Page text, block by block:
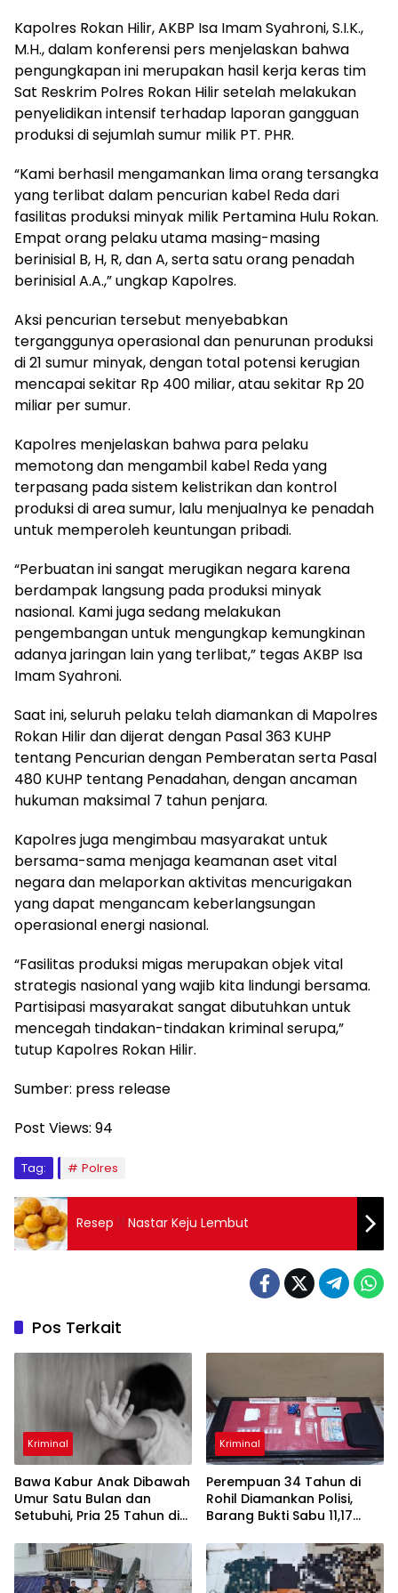
Kapolres Rokan Hilir, AKBP Isa Imam Syahroni, S.I.K.,
M.H., dalam konferensi pers menjelaskan bahwa
pengungkapan ini merupakan hasil kerja keras tim
Sat Reskrim Polres Rokan Hilir setelah melakukan
penyelidikan intensif terhadap laporan gangguan
produksi di sejumlah sumur milik PT. PHR.
“Kami berhasil mengamankan lima orang tersangka
yang terlibat dalam pencurian kabel Reda dari
fasilitas produksi minyak milik Pertamina Hulu Rokan.
Empat orang pelaku utama masing-masing
berinisial B, H, R, dan A, serta satu orang penadah
berinisial A.A.,” ungkap Kapolres.
Aksi pencurian tersebut menyebabkan
terganggunya operasional dan penurunan produksi
di 21 sumur minyak, dengan total potensi kerugian
mencapai sekitar Rp 400 miliar, atau sekitar Rp 20
miliar per sumur.
Kapolres menjelaskan bahwa para pelaku
memotong dan mengambil kabel Reda yang
terpasang pada sistem kelistrikan dan kontrol
produksi di area sumur, lalu menjualnya ke penadah
untuk memperoleh keuntungan pribadi.
“Perbuatan ini sangat merugikan negara karena
berdampak langsung pada produksi minyak
nasional. Kami juga sedang melakukan
pengembangan untuk mengungkap kemungkinan
adanya jaringan lain yang terlibat,” tegas AKBP Isa
Imam Syahroni.
Saat ini, seluruh pelaku telah diamankan di Mapolres
Rokan Hilir dan dijerat dengan Pasal 363 KUHP
tentang Pencurian dengan Pemberatan serta Pasal
480 KUHP tentang Penadahan, dengan ancaman
hukuman maksimal 7 tahun penjara.
Kapolres juga mengimbau masyarakat untuk
bersama-sama menjaga keamanan aset vital
negara dan melaporkan aktivitas mencurigakan
yang dapat mengancam keberlangsungan
operasional energi nasional.
“Fasilitas produksi migas merupakan objek vital
strategis nasional yang wajib kita lindungi bersama.
Partisipasi masyarakat sangat dibutuhkan untuk
mencegah tindakan-tindakan kriminal serupa,”
tutup Kapolres Rokan Hilir.
Sumber: press release
Post Views: 94
Tag: Polres
Resep Nastar Keju Lembut
Pos Terkait
Kriminal
Bawa Kabur Anak Dibawah
Umur Satu Bulan dan
Setubuhi, Pria 25 Tahun di
Kriminal
Perempuan 34 Tahun di
Rohil Diamankan Polisi,
Barang Bukti Sabu 11,17